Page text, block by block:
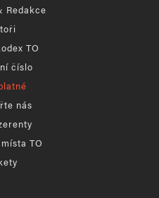
Redakce
TO
číslo
nás
TO